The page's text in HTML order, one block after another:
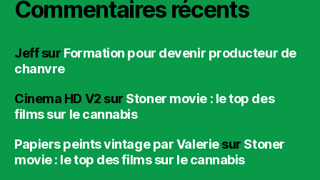
Commentaires récents
Jeffsur Formation pour devenir producteur de
chanvre
Cinema HD V2 sur Stoner movie : le top des
films sur le cannabis
Papiers peints vintage par Valeriesur Stoner
movie : le top des films sur le cannabis